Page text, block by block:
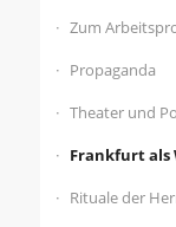
Zum
Propaganda
Theater und
Frankfurt als
Rituale der